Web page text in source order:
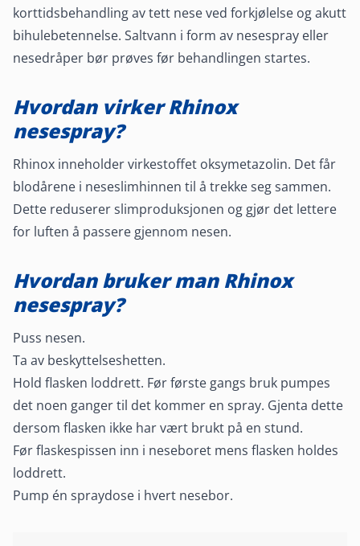
korttidsbehandling av tett nese ved forkjølelse og akutt
bihulebetennelse. Saltvann i form av nesespray eller
nesedråper bør prøves før behandlingen startes.
Hvordan virker Rhinox
nesespray?
Rhinox inneholder virkestoffet oksymetazolin. Det får
blodårene i neseslimhinnen til å trekke seg sammen.
Dette reduserer slimproduksjonen og gjør det lettere
for luften å passere gjennom nesen.
Hvordan bruker man Rhinox
nesespray?
Puss nesen.
Ta av beskyttelseshetten.
Hold flasken loddrett. Før første gangs bruk pumpes
det noen ganger til det kommer en spray. Gjenta dette
dersom flasken ikke har vært brukt på en stund.
Før flaskespissen inn i neseboret mens flasken holdes
loddrett.
Pump én spraydose i hvert nesebor.